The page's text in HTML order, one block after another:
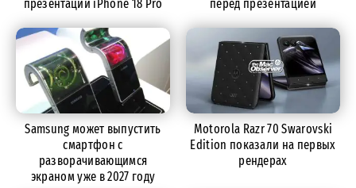
презентации iPhone 18 Pro перед презентацией
Samsung может выпустить
смартфон с
разворачивающимся
экраном уже в 2027 году
Motorola Razr 70 Swarovski
Edition показали на первых
рендерах